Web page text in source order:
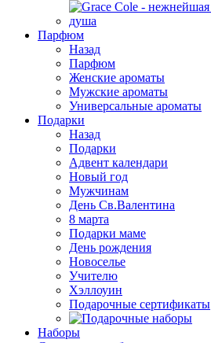
Парфюм
Назад
Парфюм
Женские ароматы
Мужские ароматы
Универсальные ароматы
Подарки
Назад
Подарки
Адвент календари
Новый год
Мужчинам
День Св.Валентина
8 марта
Подарки маме
День рождения
Новоселье
Учителю
Хэллоуин
Подарочные сертификаты
Наборы